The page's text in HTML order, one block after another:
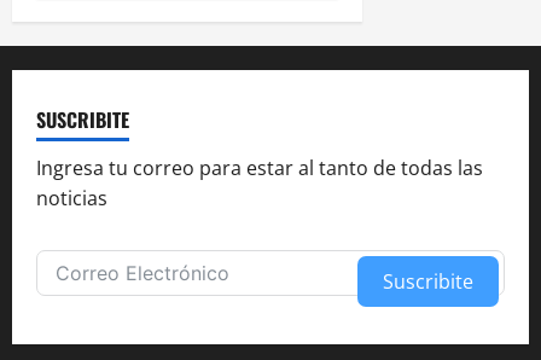
SUSCRIBITE
Ingresa tu correo para estar al tanto de todas las
noticias
Suscribite